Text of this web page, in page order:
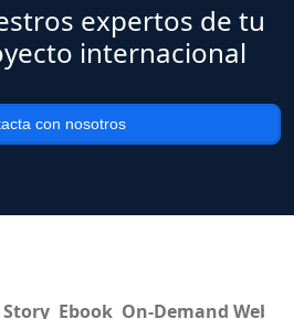
expertos de tu
internacional
con nosotros
Story Ebook On-Demand